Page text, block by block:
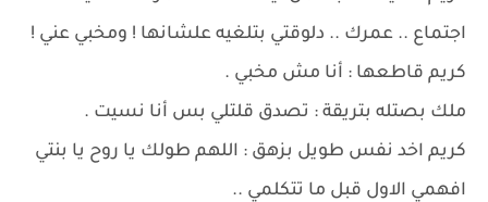
اجتماع .. عمرك .. دلوقتي بتلغيه علشانها ! ومخبي عني !
كريم قاطعها : أنا مش مخبي .
ملك بصتله بتريقة : تصدق قلتلي بس أنا نسيت .
كريم اخد نفس طويل بزهق : اللهم طولك يا روح يا بنتي
افهمي الاول قبل ما تتكلمي ..